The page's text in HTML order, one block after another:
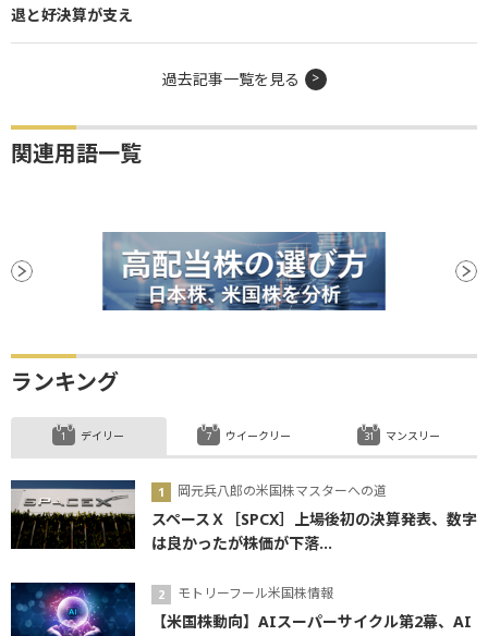
退と好決算が支え
過去記事一覧を見る
関連用語一覧
ランキング
デイリー
岡元兵八郎の米国株マスターへの道
スペースＸ［SPCX］上場後初の決算発表、数字
は良かったが株価が下落...
モトリーフール米国株情報
【米国株動向】AIスーパーサイクル第2幕、AI
ウイークリー マンスリー